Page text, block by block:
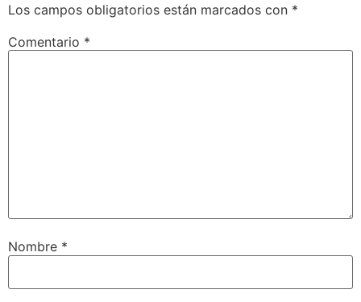
Los campos obligatorios están marcados con *
Comentario *
Nombre *